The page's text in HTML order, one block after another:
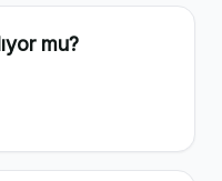
mu?